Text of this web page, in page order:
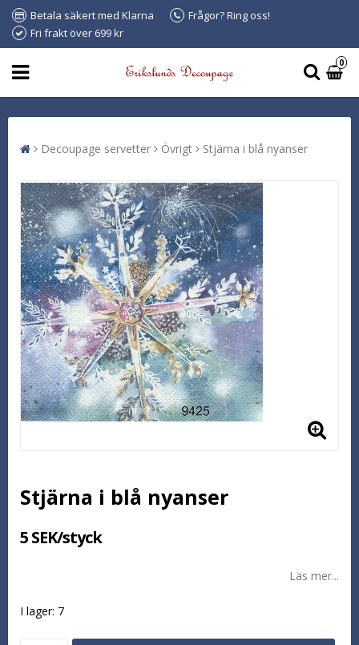
Betala säkert med Klarna
Frågor? Ring oss!
Fri frakt över 699 kr
0
Decoupage servetter Övrigt Stjärna i blå nyanser
Stjärna i blå nyanser
5 SEK/styck
Läs mer...
I lager: 7